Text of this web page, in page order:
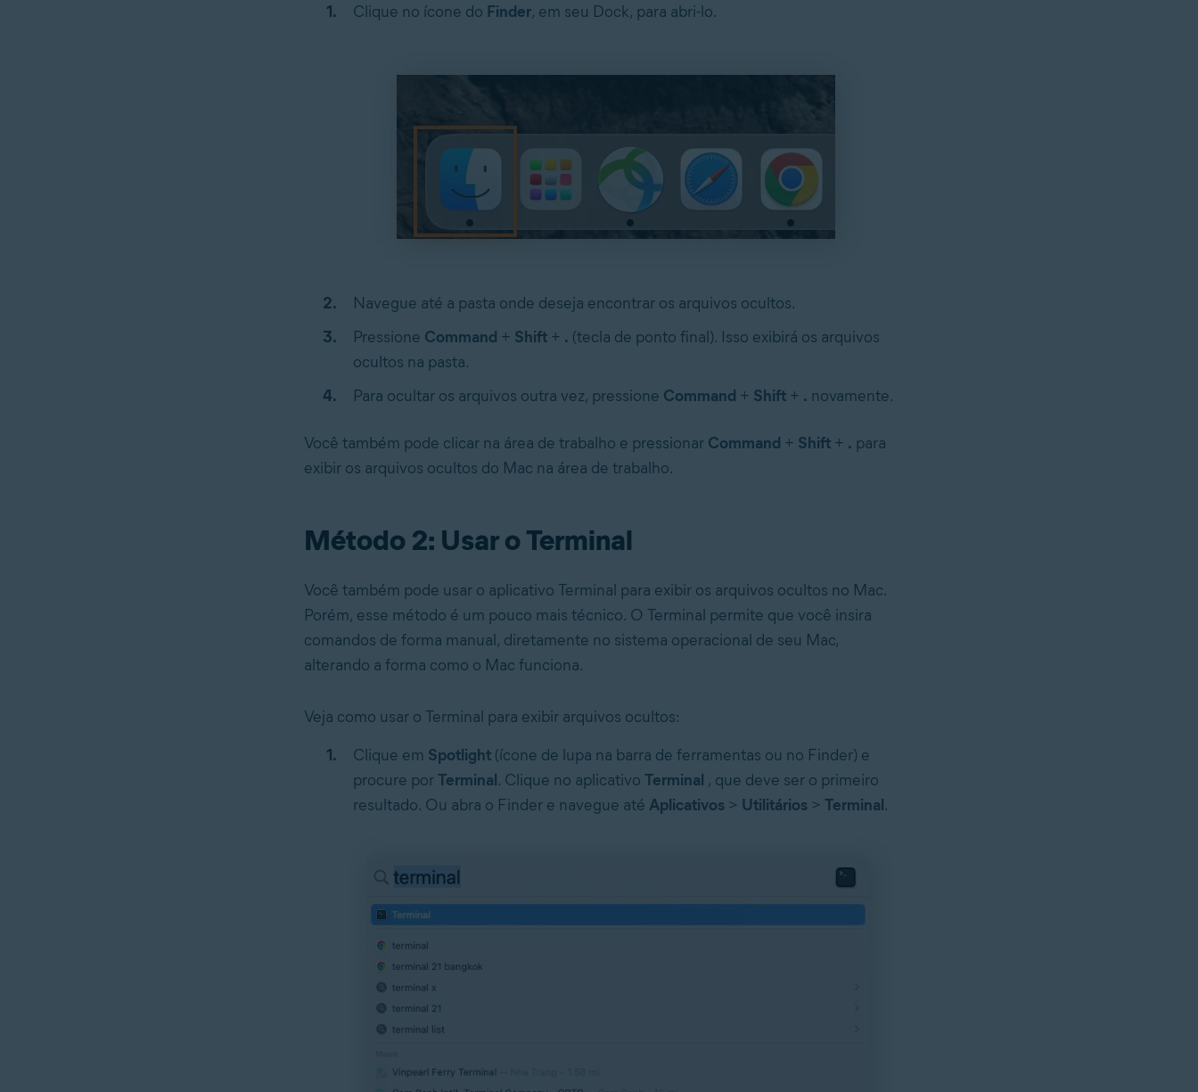
Clique no ícone do Finder, em seu Dock, para abri-lo.
Navegue até a pasta onde deseja encontrar os arquivos ocultos.
Pressione Command + Shift + . (tecla de ponto final). Isso exibirá os arquivos
ocultos na pasta.
Para ocultar os arquivos outra vez, pressione Command + Shift + . novamente.
Você também pode clicar na área de trabalho e pressionar Command + Shift + . para
exibir os arquivos ocultos do Mac na área de trabalho.
Método 2: Usar o Terminal
Você também pode usar o aplicativo Terminal para exibir os arquivos ocultos no Mac.
Porém, esse método é um pouco mais técnico. O Terminal permite que você insira
comandos de forma manual, diretamente no sistema operacional de seu Mac,
alterando a forma como o Mac funciona.
Veja como usar o Terminal para exibir arquivos ocultos:
Clique em Spotlight (ícone de lupa na barra de ferramentas ou no Finder) e
procure por Terminal. Clique no aplicativo Terminal , que deve ser o primeiro
resultado. Ou abra o Finder e navegue até Aplicativos > Utilitários > Terminal.